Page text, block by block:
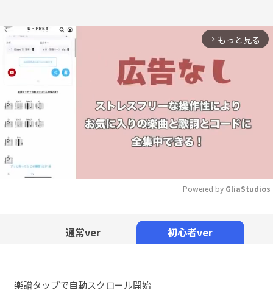
arrow_forward_ios もっと見る
Powered by GliaStudios
通常ver 初心者ver
楽譜タップで自動スクロール開始